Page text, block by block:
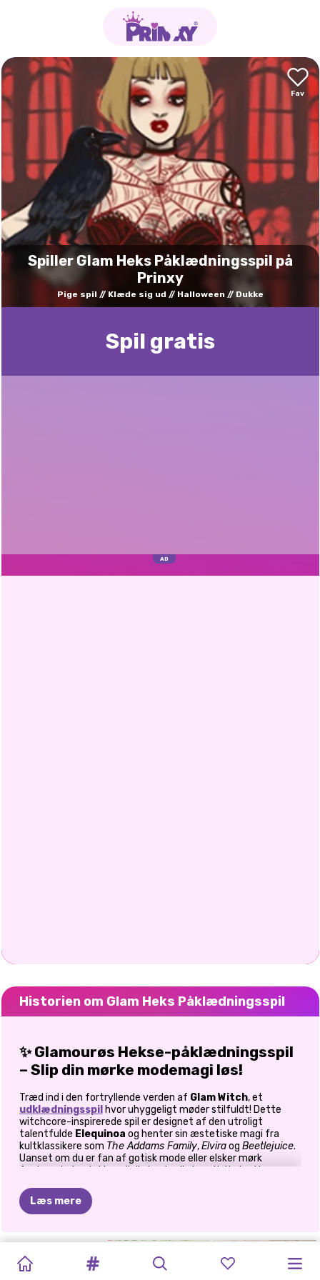
Spiller Glam Heks Påklædningsspil på
Prinxy
Pige spil Klæde sig ud Halloween Dukke
Spil gratis
Historien om Glam Heks Påklædningsspil
✨Glamourøs Hekse-påklædningsspil
– Slip din mørke modemagi løs!
Træd ind i den fortryllende verden af Glam Witch, et
udklædningsspil hvor uhyggeligt møder stilfuldt! Dette
witchcore-inspirerede spil er designet af den utroligt
talentfulde Elequinoa og henter sin æstetiske magi fra
kultklassikere som The Addams Family,Elviraog Beetlejuice.
Uanset om du er fan af gotisk mode eller elsker mørk
fantasy, lader dette spil dig kaste din kreativitet ud i
🖤En Witchcore-modefantasi
skaber en historie. Vælg mellem fascinerende frisurer,
mystiske accessories og en begrænset, men kraftfuld
farvepalet af
sort, rød og hvid , der perfekt indfanger
Læs mere
HUNTER
HISTORIE:
FE
STUDIO
JENNER
SISTERS
WITCHY
MODERNE
HALLOWEEN-
FASHIONISTA
PRINSESSER
HALLOWEEN
PRINSESSER